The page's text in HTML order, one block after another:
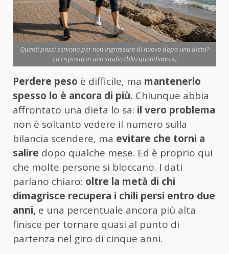
Quanti passi servono per non ingrassare di nuovo dopo una dieta?
La risposta in uno studio (blitzquotidiano.it)
Perdere peso è difficile, ma mantenerlo
spesso lo è ancora di più. Chiunque abbia
affrontato una dieta lo sa: il vero problema
non è soltanto vedere il numero sulla
bilancia scendere, ma evitare che torni a
salire dopo qualche mese. Ed è proprio qui
che molte persone si bloccano. I dati
parlano chiaro: oltre la metà di chi
dimagrisce recupera i chili persi entro due
anni, e una percentuale ancora più alta
finisce per tornare quasi al punto di
partenza nel giro di cinque anni.